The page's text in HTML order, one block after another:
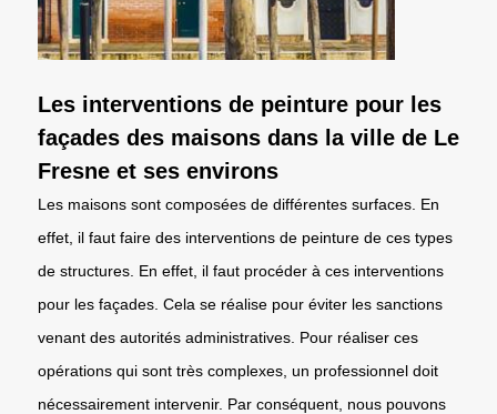
Les interventions de peinture pour les
façades des maisons dans la ville de Le
Fresne et ses environs
Les maisons sont composées de différentes surfaces. En
effet, il faut faire des interventions de peinture de ces types
de structures. En effet, il faut procéder à ces interventions
pour les façades. Cela se réalise pour éviter les sanctions
venant des autorités administratives. Pour réaliser ces
opérations qui sont très complexes, un professionnel doit
nécessairement intervenir. Par conséquent, nous pouvons